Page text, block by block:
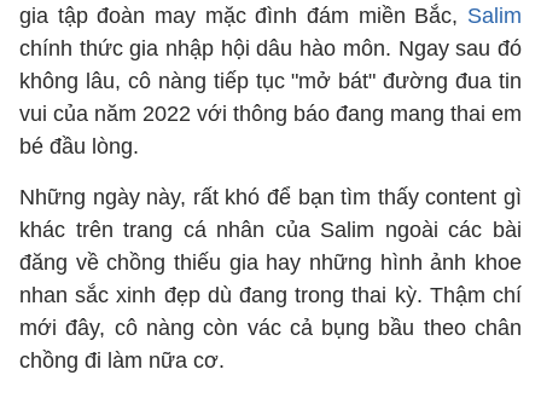
gia tập đoàn may mặc đình đám miền Bắc, Salim
chính thức gia nhập hội dâu hào môn. Ngay sau đó
không lâu, cô nàng tiếp tục "mở bát" đường đua tin
vui của năm 2022 với thông báo đang mang thai em
bé đầu lòng.
Những ngày này, rất khó để bạn tìm thấy content gì
khác trên trang cá nhân của Salim ngoài các bài
đăng về chồng thiếu gia hay những hình ảnh khoe
nhan sắc xinh đẹp dù đang trong thai kỳ. Thậm chí
mới đây, cô nàng còn vác cả bụng bầu theo chân
chồng đi làm nữa cơ.